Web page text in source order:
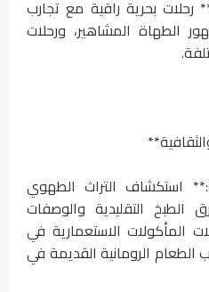
بحرية راقية مع تجارب
الطهاة المشاهير، ورحلات
استكشاف التراث الطهوي
التقليدية والوصفات
المأكولات الاستعمارية في
الطعام الرومانية القديمة في